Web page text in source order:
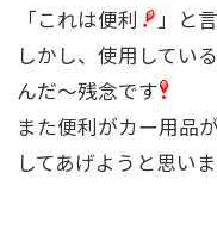
「これは便利
」と
しかし、使用してい
んだ〜残念です
また便利がカー用品
してあげようと思い